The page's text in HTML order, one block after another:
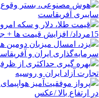
سایبری آفریقاست
قیمت طلا، دلار و سکه
15مرداد/ افزایش قیمت ها + جدول
یزد، امسال میزبان دومین
سرمایه‌گذاری ایران و
بهره گیری حداکثری از
تجارت آزاد ایران و روسیه
پرواز موفقیت‌آمیز
در ارتفاع بالا /عکس